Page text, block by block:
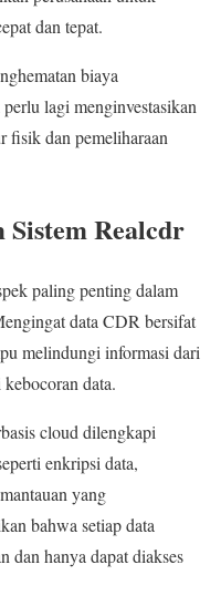
dan tepat.
biaya
lagi menginvestasikan
fisik dan pemeliharaan
Sistem Realcdr
paling penting dalam
data CDR bersifat
melindungi informasi dari
data.
cloud dilengkapi
enkripsi data,
yang
bahwa setiap data
dan hanya dapat diakses